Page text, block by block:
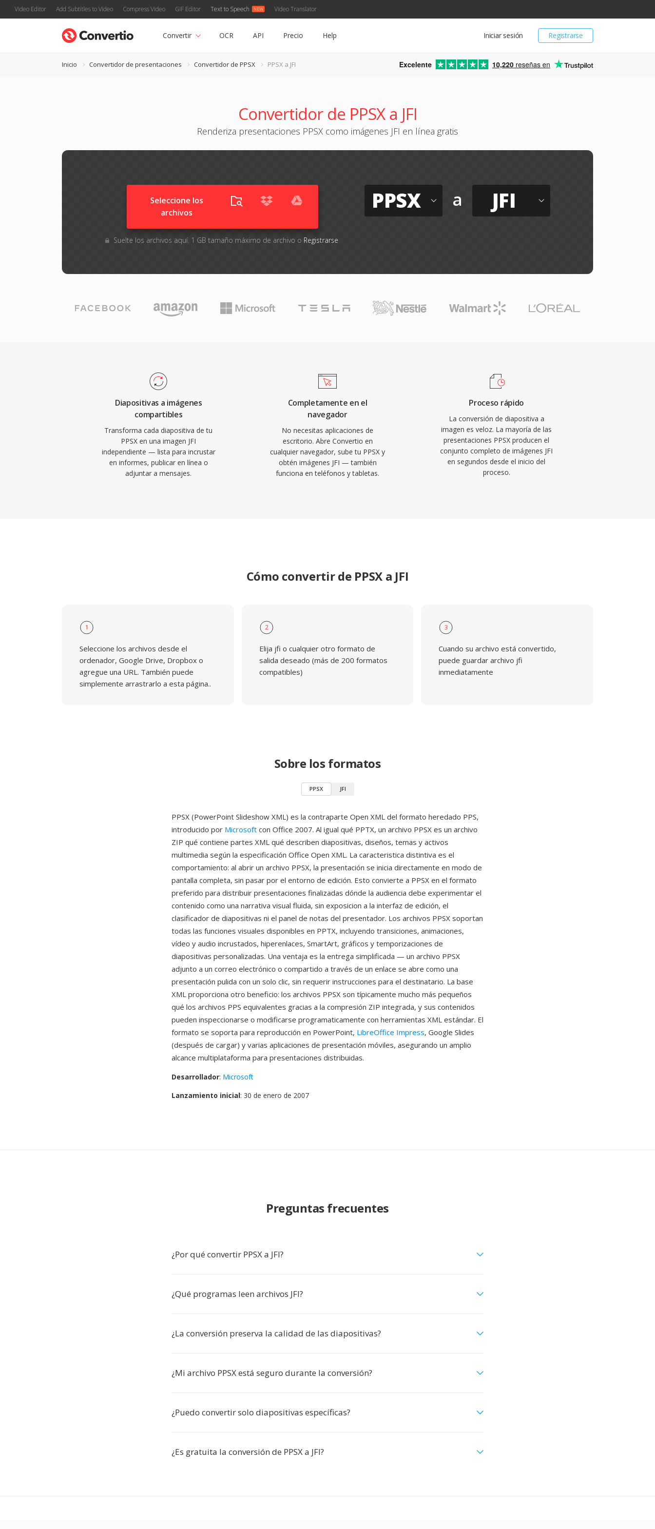
Video Editor Add Subtitles to Video Compress Video GIF Editor Text to Speech Video Translator
Registrarse
Iniciar sesión
Convertir OCR API Precio Help
Inicio Convertidor de presentaciones Convertidor de PPSX PPSX a JFI Excelente 10,220 reseñas en
Convertidor de PPSX a JFI
Renderiza presentaciones PPSX como imágenes JFI en línea gratis
Seleccione los
archivos
Suelte los archivos aquí. 1 GB tamaño máximo de archivo o Registrarse
PPSX a JFI
Diapositivas a imágenes
compartibles
Transforma cada diapositiva de tu
PPSX en una imagen JFI
independiente — lista para incrustar
en informes, publicar en línea o
adjuntar a mensajes.
Completamente en el
navegador
No necesitas aplicaciones de
escritorio. Abre Convertio en
cualquier navegador, sube tu PPSX y
obtén imágenes JFI — también
funciona en teléfonos y tabletas.
Proceso rápido
La conversión de diapositiva a
imagen es veloz. La mayoría de las
presentaciones PPSX producen el
conjunto completo de imágenes JFI
en segundos desde el inicio del
proceso.
Cómo convertir de PPSX a JFI
1
Seleccione los archivos desde el
ordenador, Google Drive, Dropbox o
agregue una URL. También puede
simplemente arrastrarlo a esta página..
2
Elija jfi o cualquier otro formato de
salida deseado (más de 200 formatos
compatibles)
3
Cuando su archivo está convertido,
puede guardar archivo jfi
inmediatamente
Sobre los formatos
PPSX JFI
PPSX (PowerPoint Slideshow XML) es la contraparte Open XML del formato heredado PPS,
introducido por Microsoft con Office 2007. Al igual qué PPTX, un archivo PPSX es un archivo
ZIP qué contiene partes XML qué describen diapositivas, diseños, temas y activos
multimedia según la especificación Office Open XML. La caracteristica distintiva es el
comportamiento: al abrir un archivo PPSX, la presentación se inicia directamente en modo de
pantalla completa, sin pasar por el entorno de edición. Esto convierte a PPSX en el formato
preferido para distribuir presentaciones finalizadas dónde la audiencia debe experimentar el
contenido como una narrativa visual fluida, sin exposicion a la interfaz de edición, el
clasificador de diapositivas ni el panel de notas del presentador. Los archivos PPSX soportan
todas las funciones visuales disponibles en PPTX, incluyendo transiciones, animaciones,
vídeo y audio incrustados, hiperenlaces, SmartArt, gráficos y temporizaciones de
diapositivas personalizadas. Una ventaja es la entrega simplificada — un archivo PPSX
adjunto a un correo electrónico o compartido a través de un enlace se abre como una
presentación pulida con un solo clic, sin requerir instrucciones para el destinatario. La base
XML proporciona otro beneficio: los archivos PPSX son típicamente mucho más pequeños
qué los archivos PPS equivalentes gracias a la compresión ZIP integrada, y sus contenidos
pueden inspeccionarse o modificarse programaticamente con herramientas XML estándar. El
formato se soporta para reproducción en PowerPoint, LibreOffice Impress, Google Slides
(después de cargar) y varias aplicaciones de presentación móviles, asegurando un amplio
alcance multiplataforma para presentaciones distribuidas.
Desarrollador: Microsoft
Lanzamiento inicial: 30 de enero de 2007
Preguntas frecuentes
¿Por qué convertir PPSX a JFI?
¿Qué programas leen archivos JFI?
¿La conversión preserva la calidad de las diapositivas?
¿Mi archivo PPSX está seguro durante la conversión?
¿Puedo convertir solo diapositivas específicas?
¿Es gratuita la conversión de PPSX a JFI?